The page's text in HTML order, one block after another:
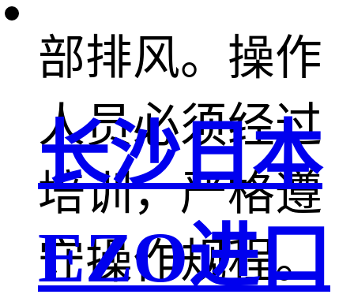
部排风。操作
人员必须经过
培训，严格遵
守操作规程。
长沙日本
EZO进口